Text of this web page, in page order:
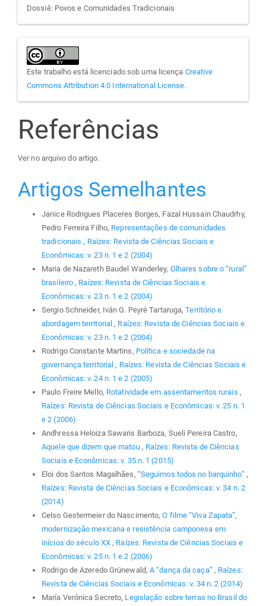
Dossiê: Povos e Comunidades Tradicionais
Este trabalho está licenciado sob uma licença Creative
Commons Attribution 4.0 International License.
Referências
Ver no arquivo do artigo.
Artigos Semelhantes
Janice Rodrigues Placeres Borges, Fazal Hussain Chaudrhy,
Pedro Ferreira Filho, Representações de comunidades
tradicionais, Raízes: Revista de Ciências Sociais e
Econômicas: v. 23 n. 1 e 2 (2004)
Maria de Nazareth Baudel Wanderley, Olhares sobre o “rural”
brasileiro, Raízes: Revista de Ciências Sociais e
Econômicas: v. 23 n. 1 e 2 (2004)
Sergio Schneider, Iván G. Peyré Tartaruga,Território e
abordagem territorial, Raízes: Revista de Ciências Sociais e
Econômicas: v. 23 n. 1 e 2 (2004)
Rodrigo Constante Martins, Política e sociedade na
governança territorial, Raízes: Revista de Ciências Sociais e
Econômicas: v. 24 n. 1 e 2 (2005)
Paulo Freire Mello, Rotatividade em assentamentos rurais ,
Raízes: Revista de Ciências Sociais e Econômicas: v. 25 n. 1
e 2 (2006)
Andhressa Heloiza Sawaris Barboza, Sueli Pereira Castro,
Aquele que dizem que matou , Raízes: Revista de Ciências
Sociais e Econômicas: v. 35 n. 1 (2015)
Eloi dos Santos Magalhães, “Seguimos todos no barquinho” ,
Raízes: Revista de Ciências Sociais e Econômicas: v. 34 n. 2
(2014)
Celso Gestermeier do Nascimento,O filme “Viva Zapata”,
modernização mexicana e resistência camponesa em
inícios do século XX, Raízes: Revista de Ciências Sociais e
Econômicas: v. 25 n. 1 e 2 (2006)
Rodrigo de Azeredo Grünewald,A “dança da caça” , Raízes:
Revista de Ciências Sociais e Econômicas: v. 34 n. 2 (2014)
María Verónica Secreto, Legislação sobre terras no Brasil do